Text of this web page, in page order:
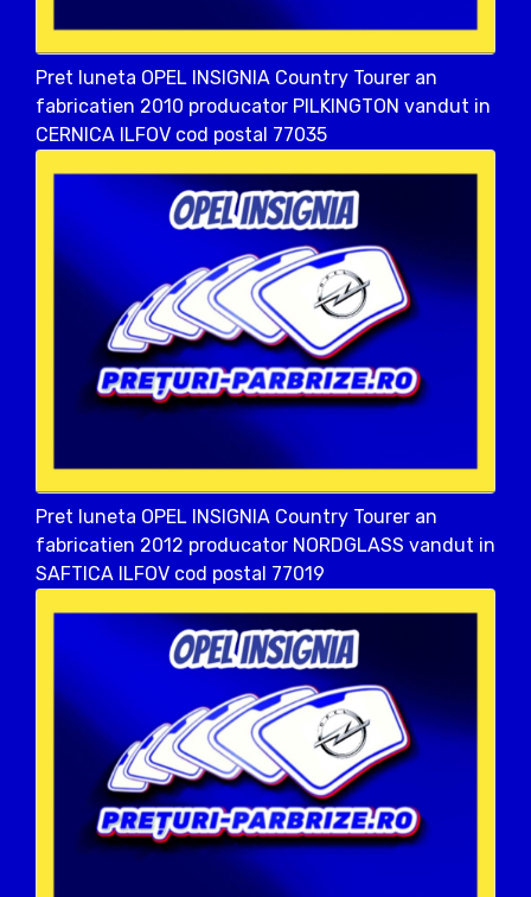
Pret luneta OPEL INSIGNIA Country Tourer an
fabricatien 2010 producator PILKINGTON vandut in
CERNICA ILFOV cod postal 77035
Pret luneta OPEL INSIGNIA Country Tourer an
fabricatien 2012 producator NORDGLASS vandut in
SAFTICA ILFOV cod postal 77019